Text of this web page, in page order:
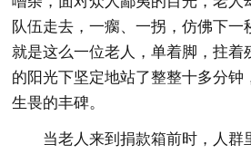
队伍走去，一瘸、一拐，仿佛下一
就是这么一位老人，单着脚，拄着
的阳光下坚定地站了整整十多分钟
生畏的丰碑。
当老人来到捐款箱前时，人